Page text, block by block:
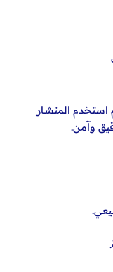
المنشار
وآمن.